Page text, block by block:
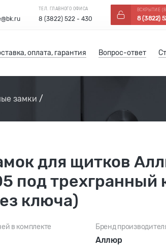
ТЕЛ. ГЛАВНОГО ОФИСА
8 (3822) 522 - 430
ВСКРЫТИЕ
8 (3822)
оплата, гарантия Вопрос-ответ
замки
для щитков
под трехгранный
ключа)
в комплекте Бренд
Аллюр